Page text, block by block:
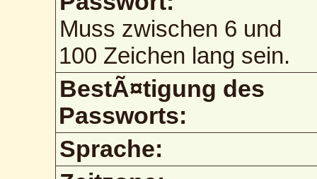
Muss zwischen 6 und
100 Zeichen lang sein.
BestÃ¤tigung des
Passworts:
Sprache: